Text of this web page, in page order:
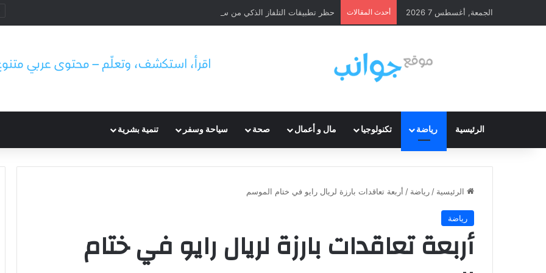
الجمعة, أغسطس 7 2026 أحدث المقالات حظر تطبيقات التلفاز الذكي من سامسونج لحماية الخصوصية
الرئيسية رياضة تكنولوجيا مال و أعمال صحة سياحة وسفر تنمية بشرية
الرئيسية /رياضة / أربعة تعاقدات بارزة لريال رايو في ختام الموسم
رياضة
أربعة تعاقدات بارزة لريال رايو في ختام